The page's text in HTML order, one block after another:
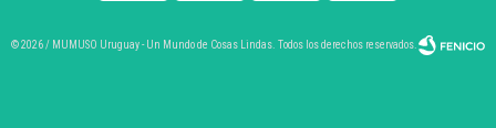
© 2026 / MUMUSO Uruguay - Un Mundo de Cosas Lindas. Todos los derechos reservados.